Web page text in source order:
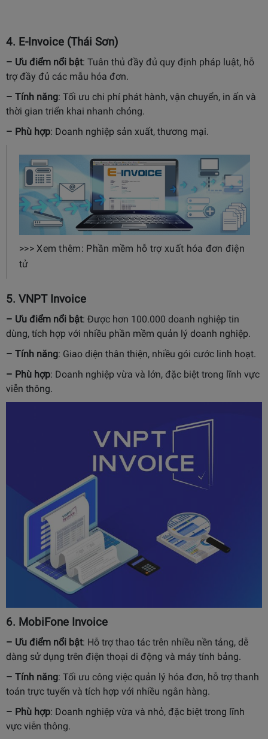
4. E-Invoice (Thái Sơn)
– Ưu điểm nổi bật: Tuân thủ đầy đủ quy định pháp luật, hỗ
trợ đầy đủ các mẫu hóa đơn.
– Tính năng: Tối ưu chi phí phát hành, vận chuyển, in ấn và
thời gian triển khai nhanh chóng.
– Phù hợp: Doanh nghiệp sản xuất, thương mại.
>>> Xem thêm: Phần mềm hỗ trợ xuất hóa đơn điện
tử
5. VNPT Invoice
– Ưu điểm nổi bật: Được hơn 100.000 doanh nghiệp tin
dùng, tích hợp với nhiều phần mềm quản lý doanh nghiệp.
– Tính năng: Giao diện thân thiện, nhiều gói cước linh hoạt.
– Phù hợp: Doanh nghiệp vừa và lớn, đặc biệt trong lĩnh vực
viễn thông.
6. MobiFone Invoice
– Ưu điểm nổi bật: Hỗ trợ thao tác trên nhiều nền tảng, dễ
dàng sử dụng trên điện thoại di động và máy tính bảng.
– Tính năng: Tối ưu công việc quản lý hóa đơn, hỗ trợ thanh
toán trực tuyến và tích hợp với nhiều ngân hàng.
– Phù hợp: Doanh nghiệp vừa và nhỏ, đặc biệt trong lĩnh
vực viễn thông.